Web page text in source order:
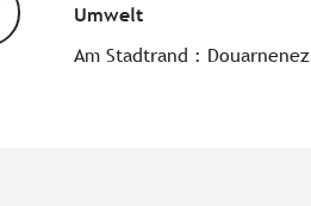
Umwelt
Umwelt
Am Stadtrand : Douarnenez